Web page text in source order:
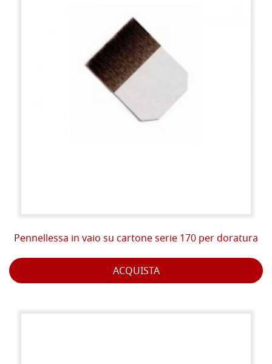
Pennellessa in vaio su cartone serie 170 per doratura
ACQUISTA